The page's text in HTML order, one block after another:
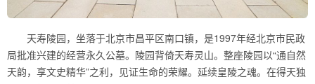
天寿陵园，坐落于北京市昌平区南口镇，是1997年经北京市民政
局批准兴建的经营永久公墓。陵园背倚天寿灵山。整座陵园以“通自然
天韵，享文史精华”之利，见证生命的荣耀。延续皇陵之魂。在得天独